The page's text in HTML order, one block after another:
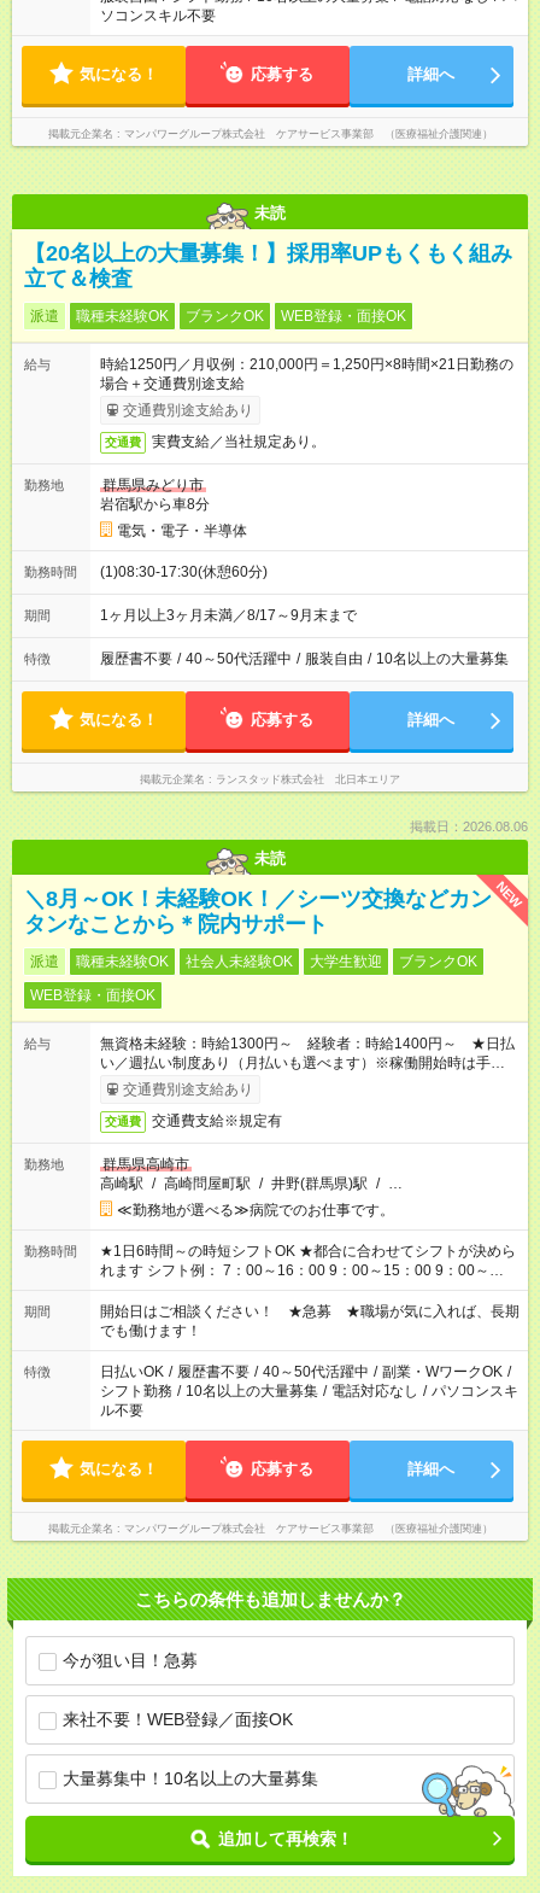
ソコンスキル不要
気になる！ 応募する 詳細へ
掲載元企業名 マンパワーグループ株式会社 ケアサービス事業部 （医療福祉介護関連）
未読
【20名以上の大量募集！】採用率UPもくもく組み
立て＆検査
派遣 職種未経験OK ブランクOK WEB登録・面接OK
給与
時給1250円／月収例：210,000円＝1,250円×8時間×21日勤務の
場合＋交通費別途支給
交通費別途支給あり
交通費 実費支給／当社規定あり。
勤務地
群馬県みどり市
岩宿駅から車8分
電気・電子・半導体
勤務時間 (1)08:30-17:30(休憩60分)
期間 1ヶ月以上3ヶ月未満／8/17～9月末まで
特徴 履歴書不要 / 40～50代活躍中 / 服装自由 / 10名以上の大量募集
気になる！ 応募する 詳細へ
掲載元企業名 ランスタッド株式会社 北日本エリア
掲載日：2026.08.06
未読
NEW
＼8月～OK！未経験OK！／シーツ交換などカン
タンなことから＊院内サポート
派遣 職種未経験OK 社会人未経験OK 大学生歓迎
ブランクOK
WEB登録・面接OK
給与
無資格未経験：時給1300円～ 経験者：時給1400円～ ★日払
い／週払い制度あり（月払いも選べます）※稼働開始時は手続き
完了次第のお支払いとなります。
交通費別途支給あり
交通費 交通費支給※規定有
勤務地
群馬県高崎市
高崎駅 / 高崎問屋町駅 / 井野(群馬県)駅 / …
≪勤務地が選べる≫病院でのお仕事です。
勤務時間
★1日6時間～の時短シフトOK ★都合に合わせてシフトが決めら
れます シフト例： 7：00～16：00 9：00～15：00 9：00～
18：00 11：00～20：00 など ※Wワークの場合、他のお仕事と
合わせ週40時間超の就業はご案内できません ※法令に基づき、
週20時間以上勤務は社会保険への加入対象となります ※労働者
派遣法（日雇い派遣の原則禁止）により、短時間・短期間の就
業はご案内が難しい場合があります
期間
開始日はご相談ください！ ★急募 ★職場が気に入れば、長期
でも働けます！
特徴 日払いOK / 履歴書不要 / 40～50代活躍中 / 副業・WワークOK /
シフト勤務 / 10名以上の大量募集 / 電話対応なし / パソコンスキ
ル不要
気になる！ 応募する 詳細へ
掲載元企業名 マンパワーグループ株式会社 ケアサービス事業部 （医療福祉介護関連）
こちらの条件も追加しませんか？
今が狙い目！急募
来社不要！WEB登録／面接OK
大量募集中！10名以上の大量募集
追加して再検索！